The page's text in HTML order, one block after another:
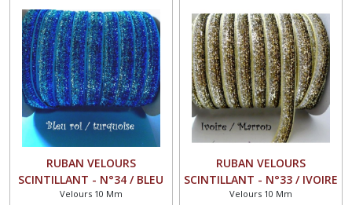
RUBAN VELOURS
SCINTILLANT - N°34 / BLEU
ROI TURQUOISE ** 10 mm
Velours 10 Mm
RUBAN VELOURS
SCINTILLANT - N°33 / IVOIRE
MARRON ** 10 mm **
Velours 10 Mm